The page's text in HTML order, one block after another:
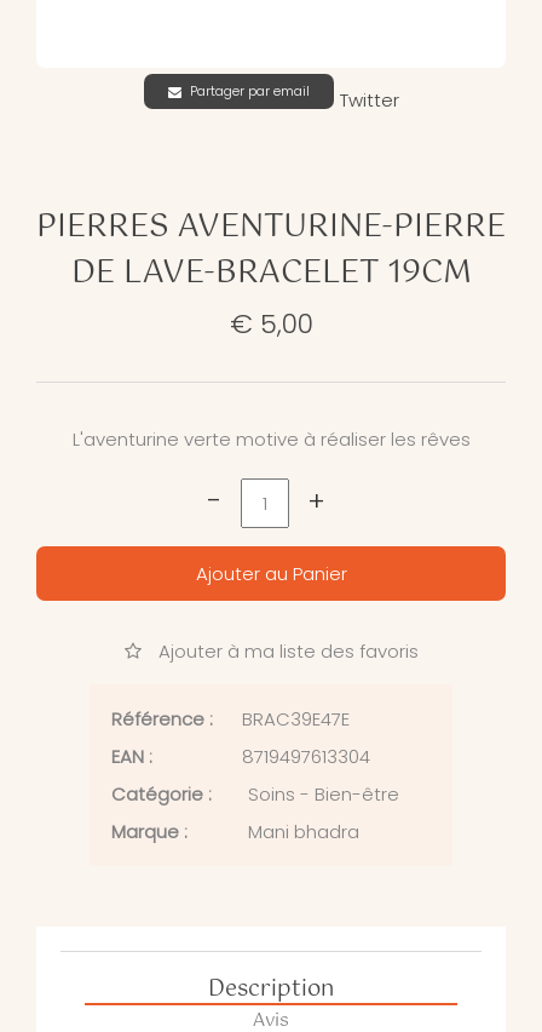
Partager par email Twitter
PIERRES AVENTURINE-PIERRE
DE LAVE-BRACELET 19CM
€ 5,00
L'aventurine verte motive à réaliser les rêves
- +
Ajouter au Panier
Ajouter à ma liste des favoris
Référence :
BRAC39E47E
EAN :
8719497613304
Catégorie :
Soins - Bien-être
Marque :
Mani bhadra
Description
Avis